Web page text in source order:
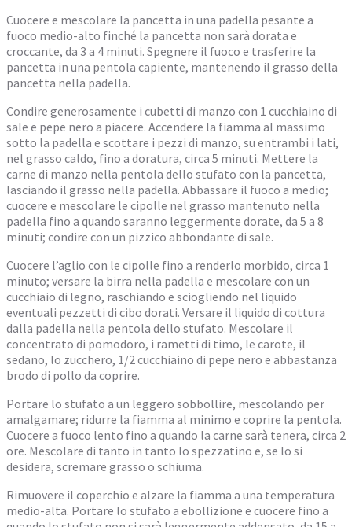
Cuocere e mescolare la pancetta in una padella pesante a
fuoco medio-alto finché la pancetta non sarà dorata e
croccante, da 3 a 4 minuti. Spegnere il fuoco e trasferire la
pancetta in una pentola capiente, mantenendo il grasso della
pancetta nella padella.
Condire generosamente i cubetti di manzo con 1 cucchiaino di
sale e pepe nero a piacere. Accendere la fiamma al massimo
sotto la padella e scottare i pezzi di manzo, su entrambi i lati,
nel grasso caldo, fino a doratura, circa 5 minuti. Mettere la
carne di manzo nella pentola dello stufato con la pancetta,
lasciando il grasso nella padella. Abbassare il fuoco a medio;
cuocere e mescolare le cipolle nel grasso mantenuto nella
padella fino a quando saranno leggermente dorate, da 5 a 8
minuti; condire con un pizzico abbondante di sale.
Cuocere l’aglio con le cipolle fino a renderlo morbido, circa 1
minuto; versare la birra nella padella e mescolare con un
cucchiaio di legno, raschiando e sciogliendo nel liquido
eventuali pezzetti di cibo dorati. Versare il liquido di cottura
dalla padella nella pentola dello stufato. Mescolare il
concentrato di pomodoro, i rametti di timo, le carote, il
sedano, lo zucchero, 1/2 cucchiaino di pepe nero e abbastanza
brodo di pollo da coprire.
Portare lo stufato a un leggero sobbollire, mescolando per
amalgamare; ridurre la fiamma al minimo e coprire la pentola.
Cuocere a fuoco lento fino a quando la carne sarà tenera, circa 2
ore. Mescolare di tanto in tanto lo spezzatino e, se lo si
desidera, scremare grasso o schiuma.
Rimuovere il coperchio e alzare la fiamma a una temperatura
medio-alta. Portare lo stufato a ebollizione e cuocere fino a